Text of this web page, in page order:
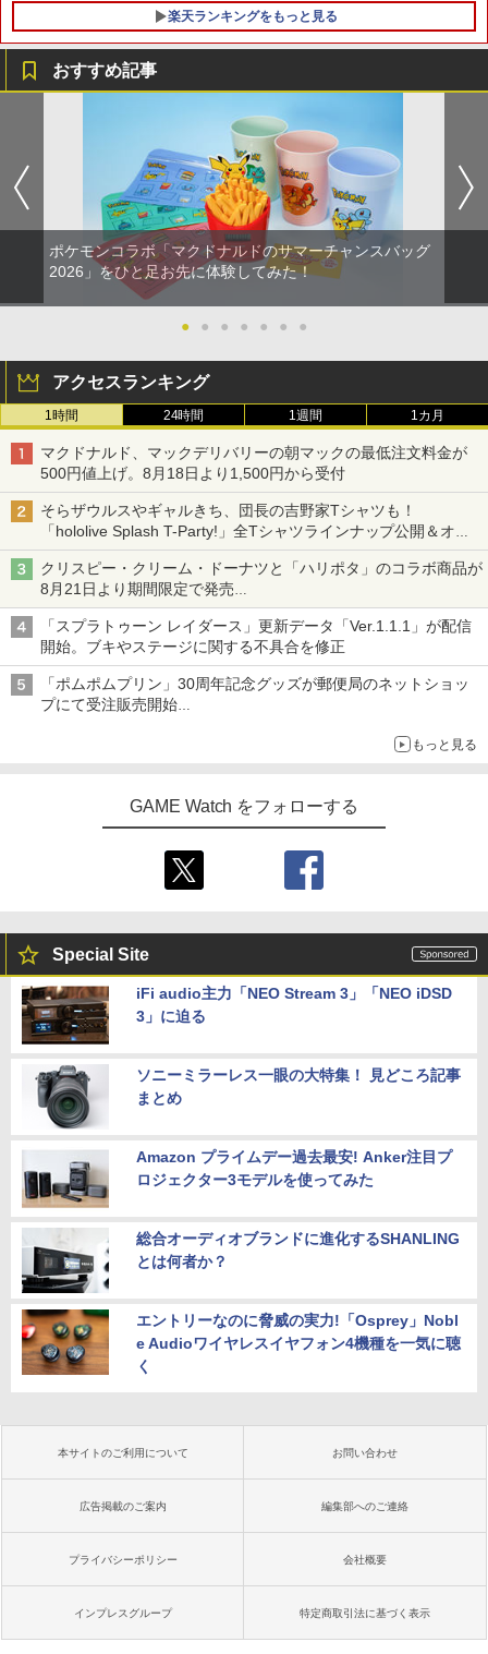
楽天ランキングをもっと見る
[メール便OK]【新品】【PS5】CRYSTA
R -クライスタ- ［PS5版］[在庫品]
￥2,560
【SQUARE ENIX】【中古品】スクウェ
ア・エニックス『ドラゴンクエストVII R
eimagined』ELJM-30807 PS5 ゲームソ
フト 1週間保証【中古】
￥3,296
3
[メール便OK]【新品】【PS5】メタファ
ー：リファンタジオ［PS5版］[在庫品]
￥4,050
【中古】PS5ソフト アサシン クリード
シャドウズ スタンダードエディション
【佐々店】
￥5,000
【特典】METAL GEAR SOLID : MASTE
￥5,742
GBC用 レトロコレクションケース 5枚
ゲームボーイ ソフト ケース ゲーム 収納
ケース 高透明 簡単組立 PP素材 日本製 3
Aカンパニー RCC-GBCASE-5P 【メー
ル便送料無料】
￥880
2 3DO ファイアボール【新品】
Nintendo Switch2 専用 NGC+USB ハブ
冷却ファン付き ゲームキューブコントロ
ーラー 接続 USB ハブ スイッチ2 アクセ
サリー 周辺機器 SWITCH2 ◇AL-NS257
1【メール便】
￥2,580
任天堂 amiibo マンタロー スプラトゥー
ンシリーズ ※大量購入時には納期にお時
間がかかる場合があります
Nintendo 対応 スイッチ スイッチツー
シンプル ミニマル PUレザー 革 カバー
収納 ガジェットケース クリスマス ギフ
ト プレゼント 送料無料
【中古】アナと雪の女王 MovieNEX [ブ
ルーレイ+DVD+デジタルコピー（クラウ
ド対応）+MovieNEXワールド] [Blu-ray]
￥1,100
機動戦士ガンダムSEED FREEDOM(通常
￥4,032
空飛ぶゆうれい船【Blu-ray】 [ 石ノ森章
太郎 ]
￥4,400
映画『THE FIRST SLAM DUNK』 STAN
DARD EDITION【4K ULTRA HD】（早
期予約特典なし） [ 井上雄彦 ]
￥5,280
人間(特装限定版)【Blu-ray】(第1弾・第
2弾キービジュアル使用ステッカーセッ
￥5,535
おすすめ記事
ポケモンコラボ「マクドナルドのサマーチャンスバッグ
2026」をひと足お先に体験してみた！
● ● ● ● ● ● ●
アクセスランキング
1時間 24時間 1週間 1カ月
マクドナルド、マックデリバリーの朝マックの最低注文料金が
500円値上げ。8月18日より1,500円から受付
そらザウルスやギャルきち、団長の吉野家Tシャツも！
「hololive Splash T-Party!」全Tシャツラインナップ公開＆オン
ライン販売開始
クリスピー・クリーム・ドーナツと「ハリポタ」のコラボ商品が
8月21日より期間限定で発売
組分け帽子ドーナツなど見た目も楽しい商品が登場
「スプラトゥーン レイダース」更新データ「Ver.1.1.1」が配信
開始。ブキやステージに関する不具合を修正
「ポムポムプリン」30周年記念グッズが郵便局のネットショッ
プにて受注販売開始
もっと見る
GAME Watch をフォローする
Special Site
iFi audio主力「NEO Stream 3」「NEO iDSD
3」に迫る
ソニーミラーレス一眼の大特集！ 見どころ記事
まとめ
Amazon プライムデー過去最安! Anker注目プ
ロジェクター3モデルを使ってみた
総合オーディオブランドに進化するSHANLING
とは何者か？
エントリーなのに脅威の実力!「Osprey」Nobl
e Audioワイヤレスイヤフォン4機種を一気に聴
く
本サイトのご利用について お問い合わせ
広告掲載のご案内 編集部へのご連絡
プライバシーポリシー 会社概要
インプレスグループ 特定商取引法に基づく表示